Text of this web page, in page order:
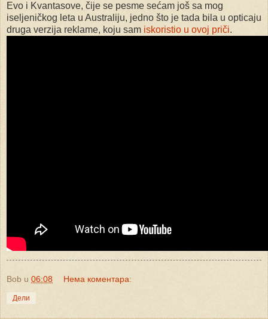
Evo i Kvantasove, čije se pesme sećam još sa mog
iseljeničkog leta u Australiju, jedno što je tada bila u opticaju
druga verzija reklame, koju sam iskoristio u ovoj priči.
Bob u 06:08 Нема коментара:
Дели